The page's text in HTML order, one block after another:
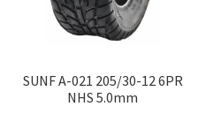
SUNF A-021 205/30-12 6PR
NHS 5.0mm